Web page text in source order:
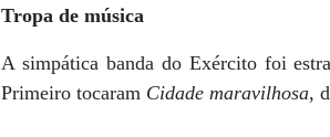
Tropa de música
A simpática banda do Exército foi
Primeiro tocaram Cidade maravilhosa,